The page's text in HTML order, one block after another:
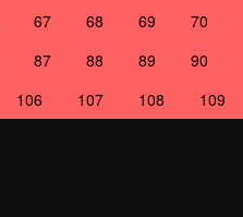
67 68 69
70
87 88 89
90
106 107 108 109